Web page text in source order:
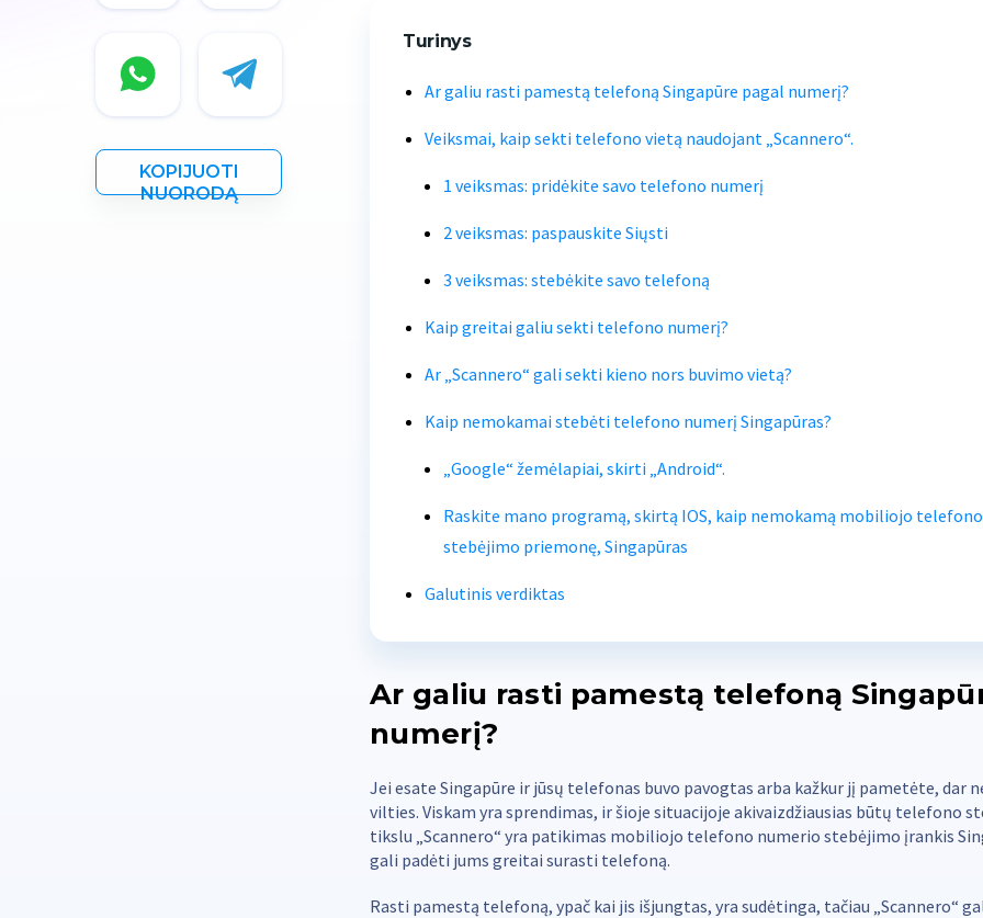
KOPIJUOTI
NUORODĄ
Turinys
Ar galiu rasti pamestą telefoną Singapūre pagal numerį?
Veiksmai, kaip sekti telefono vietą naudojant „Scannero“.
1 veiksmas: pridėkite savo telefono numerį
2 veiksmas: paspauskite Siųsti
3 veiksmas: stebėkite savo telefoną
Kaip greitai galiu sekti telefono numerį?
Ar „Scannero“ gali sekti kieno nors buvimo vietą?
Kaip nemokamai stebėti telefono numerį Singapūras?
„Google“ žemėlapiai, skirti „Android“.
Raskite mano programą, skirtą IOS, kaip nemokamą mobiliojo
stebėjimo priemonę, Singapūras
Galutinis verdiktas
Ar galiu rasti pamestą telefoną
numerį?
Jei esate Singapūre ir jūsų telefonas buvo pavogtas arba kažkur jį pametėte, dar
vilties. Viskam yra sprendimas, ir šioje situacijoje akivaizdžiausias būtų telefono
tikslu „Scannero“ yra patikimas mobiliojo telefono numerio stebėjimo įrankis
gali padėti jums greitai surasti telefoną.
Rasti pamestą telefoną, ypač kai jis išjungtas, yra sudėtinga, tačiau „Scannero“